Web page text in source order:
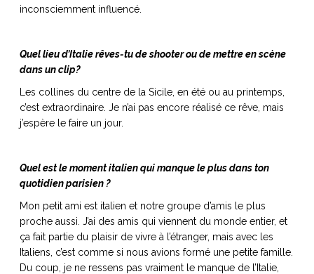
inconsciemment influencé.
Quel lieu d’Italie rêves-tu de shooter ou de mettre en scène
dans un clip?
Les collines du centre de la Sicile, en été ou au printemps,
c’est extraordinaire. Je n’ai pas encore réalisé ce rêve, mais
j’espère le faire un jour.
Quel est le moment italien qui manque le plus dans ton
quotidien parisien ?
Mon petit ami est italien et notre groupe d’amis le plus
proche aussi. J’ai des amis qui viennent du monde entier, et
ça fait partie du plaisir de vivre à l’étranger, mais avec les
Italiens, c’est comme si nous avions formé une petite famille.
Du coup, je ne ressens pas vraiment le manque de l’Italie,